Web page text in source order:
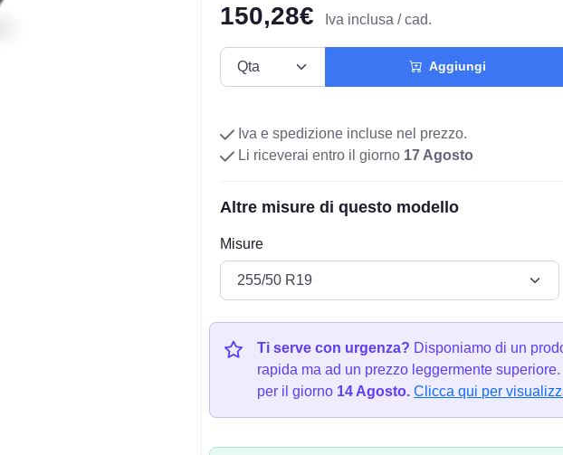
150,28€ Iva inclusa / cad.
Aggiungi
Iva e spedizione incluse nel prezzo.
Li riceverai entro il giorno 17 Agosto
Altre misure di questo modello
Misure
Ti serve con urgenza? Disponiamo di un
rapida ma ad un prezzo leggermente
per il giorno 14 Agosto. Clicca qui per